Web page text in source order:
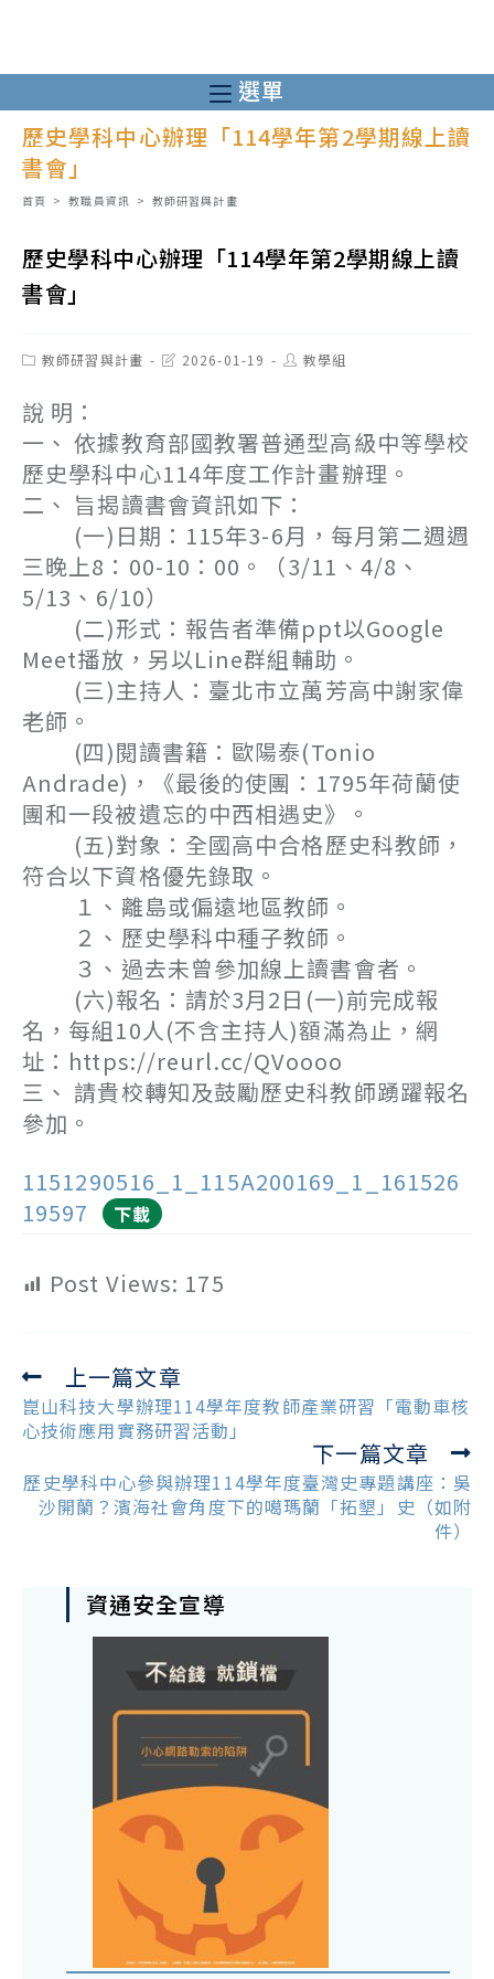
至
主
要
內
選單
歷史學科中心辦理「114學年第2學期線上讀
書會」
首頁 > 教職員資訊 > 教師研習與計畫
歷史學科中心辦理「114學年第2學期線上讀
書會」
Post教師研習與計畫
Post2026-01-19
Post教學組
說 明：
一、 依據教育部國教署普通型高級中等學校
歷史學科中心114年度工作計畫辦理。
二、 旨揭讀書會資訊如下：
(一)日期：115年3-6月，每月第二週週
三晚上8：00-10：00。（3/11、4/8、
5/13、6/10）
(二)形式：報告者準備ppt以Google
Meet播放，另以Line群組輔助。
(三)主持人：臺北市立萬芳高中謝家偉
老師。
(四)閱讀書籍：歐陽泰(Tonio
Andrade)，《最後的使團：1795年荷蘭使
團和一段被遺忘的中西相遇史》。
(五)對象：全國高中合格歷史科教師，
符合以下資格優先錄取。
１、離島或偏遠地區教師。
２、歷史學科中種子教師。
３、過去未曾參加線上讀書會者。
(六)報名：請於3月2日(一)前完成報
名，每組10人(不含主持人)額滿為止，網
址：https://reurl.cc/QVoooo
三、 請貴校轉知及鼓勵歷史科教師踴躍報名
參加。
1151290516_1_115A200169_1_161526
19597
下載
Post Views: 175
Read
more
articles
上一篇文章
崑山科技大學辦理114學年度教師產業研習「電動車核
心技術應用實務研習活動」
下一篇文章
歷史學科中心參與辦理114學年度臺灣史專題講座：吳
沙開蘭？濱海社會角度下的噶瑪蘭「拓墾」史（如附
件）
資通安全宣導